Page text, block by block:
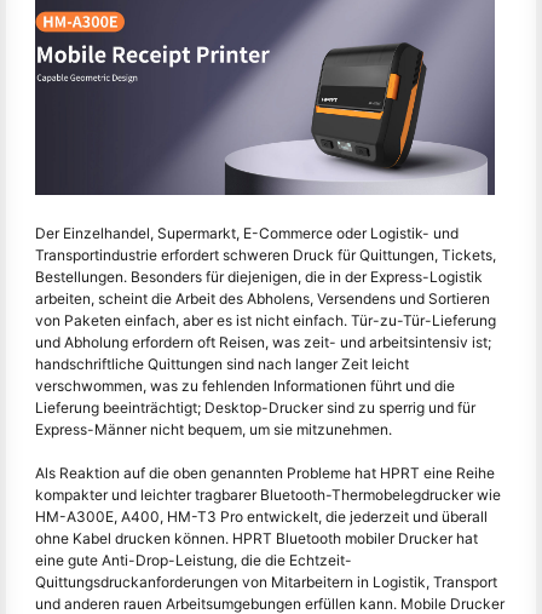
Der Einzelhandel, Supermarkt, E-Commerce oder Logistik- und
Transportindustrie erfordert schweren Druck für Quittungen, Tickets,
Bestellungen. Besonders für diejenigen, die in der Express-Logistik
arbeiten, scheint die Arbeit des Abholens, Versendens und Sortieren
von Paketen einfach, aber es ist nicht einfach. Tür-zu-Tür-Lieferung
und Abholung erfordern oft Reisen, was zeit- und arbeitsintensiv ist;
handschriftliche Quittungen sind nach langer Zeit leicht
verschwommen, was zu fehlenden Informationen führt und die
Lieferung beeinträchtigt; Desktop-Drucker sind zu sperrig und für
Express-Männer nicht bequem, um sie mitzunehmen.
Als Reaktion auf die oben genannten Probleme hat HPRT eine Reihe
kompakter und leichter tragbarer Bluetooth-Thermobelegdrucker wie
HM-A300E, A400, HM-T3 Pro entwickelt, die jederzeit und überall
ohne Kabel drucken können. HPRT Bluetooth mobiler Drucker hat
eine gute Anti-Drop-Leistung, die die Echtzeit-
Quittungsdruckanforderungen von Mitarbeitern in Logistik, Transport
und anderen rauen Arbeitsumgebungen erfüllen kann. Mobile Drucker